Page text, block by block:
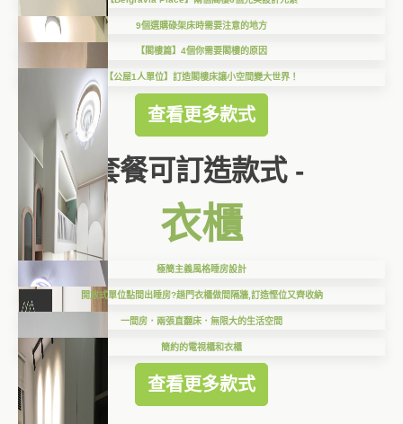
9個選購碌架床時需要注意的地方
【閣樓篇】4個你需要閣樓的原因
【公屋1人單位】訂造閣樓床讓小空間變大世界！
查看更多款式
套餐可訂造款式 -
衣櫃
極簡主義風格睡房設計
開放式單位點間出睡房?趟門衣櫃做間隔牆,訂造慳位又齊收納
一間房．兩張直翻床．無限大的生活空間
簡約的電視櫃和衣櫃
查看更多款式